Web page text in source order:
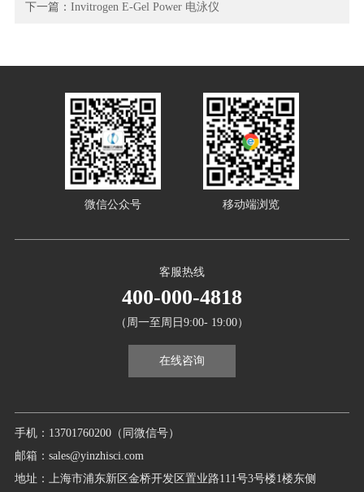
下一篇：Invitrogen E-Gel Power 电泳仪
手机：13701760200（同微信号）
邮箱：sales@yinzhisci.com
地址：上海市浦东新区金桥开发区置业路111号3号楼1楼东侧
客服热线
400-000-4818
（周一至周日9:00- 19:00）
在线咨询
微信公众号 移动端浏览